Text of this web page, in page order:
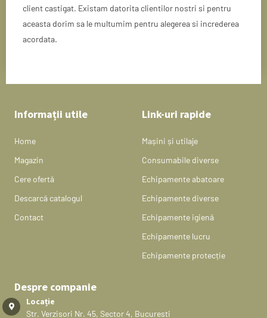
client castigat. Existam datorita clientilor nostri si pentru
aceasta dorim sa le multumim pentru alegerea si increderea
acordata.
Informații utile
Home
Magazin
Cere ofertă
Descarcă catalogul
Contact
Link-uri rapide
Mașini și utilaje
Consumabile diverse
Echipamente abatoare
Echipamente diverse
Echipamente igienă
Echipamente lucru
Echipamente protecție
Despre companie
Locație
Str. Verzisori Nr. 45, Sector 4, Bucuresti